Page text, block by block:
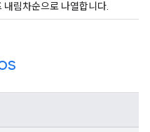
림차순으로 나열합니다.